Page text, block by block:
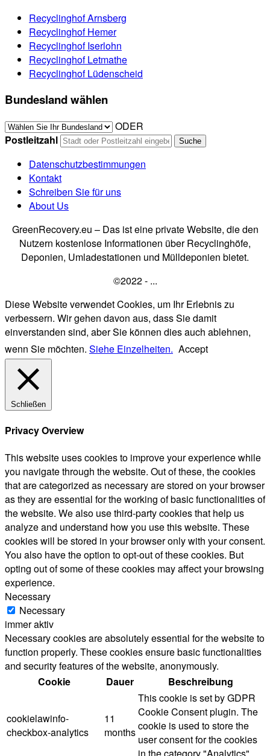
Recyclinghof Arnsberg
Recyclinghof Hemer
Recyclinghof Iserlohn
Recyclinghof Letmathe
Recyclinghof Lüdenscheid
Bundesland wählen
ODER
Postleitzahl
Datenschutzbestimmungen
Kontakt
Schreiben Sie für uns
About Us
GreenRecovery.eu – Das ist eine private Website, die den
Nutzern kostenlose Informationen über Recyclinghöfe,
Deponien, Umladestationen und Mülldeponien bietet.
©2022 - ...
Diese Website verwendet Cookies, um Ihr Erlebnis zu
verbessern. Wir gehen davon aus, dass Sie damit
einverstanden sind, aber Sie können dies auch ablehnen,
wenn Sie möchten. Siehe Einzelheiten. Accept
Schließen
Privacy Overview
This website uses cookies to improve your experience while
you navigate through the website. Out of these, the cookies
that are categorized as necessary are stored on your browser
as they are essential for the working of basic functionalities of
the website. We also use third-party cookies that help us
analyze and understand how you use this website. These
cookies will be stored in your browser only with your consent.
You also have the option to opt-out of these cookies. But
opting out of some of these cookies may affect your browsing
experience.
Necessary
Necessary
immer aktiv
Necessary cookies are absolutely essential for the website to
function properly. These cookies ensure basic functionalities
and security features of the website, anonymously.
Cookie
Dauer Beschreibung
cookielawinfo-
checkbox-analytics
11
months
This cookie is set by GDPR
Cookie Consent plugin. The
cookie is used to store the
user consent for the cookies
in the category "Analytics".